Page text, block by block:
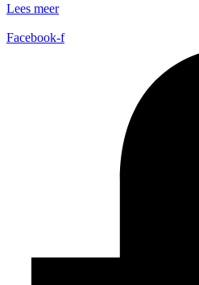
Lees meer
Facebook-f